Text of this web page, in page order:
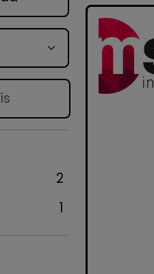
2
1